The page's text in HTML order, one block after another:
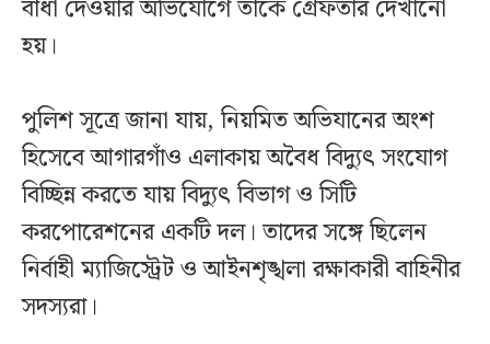
বাধা দেওয়ার অভিযোগে তাকে গ্রেফতার দেখানো
হয়।
পুলিশ সূত্রে জানা যায়, নিয়মিত অভিযানের অংশ
হিসেবে আগারগাঁও এলাকায় অবৈধ বিদ্যুৎ সংযোগ
বিচ্ছিন্ন করতে যায় বিদ্যুৎ বিভাগ ও সিটি
করপোরেশনের একটি দল। তাদের সঙ্গে ছিলেন
নির্বাহী ম্যাজিস্ট্রেট ও আইনশৃঙ্খলা রক্ষাকারী বাহিনীর
সদস্যরা।